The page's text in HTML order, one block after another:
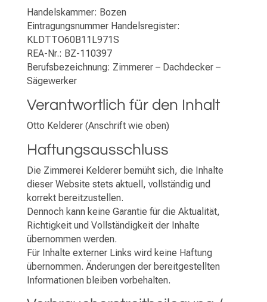
Handelskammer: Bozen
Eintragungsnummer Handelsregister:
KLDTTO60B11L971S
REA-Nr.: BZ-110397
Berufsbezeichnung: Zimmerer – Dachdecker –
Sägewerker
Verantwortlich für den Inhalt
Otto Kelderer (Anschrift wie oben)
Haftungsausschluss
Die Zimmerei Kelderer bemüht sich, die Inhalte
dieser Website stets aktuell, vollständig und
korrekt bereitzustellen.
Dennoch kann keine Garantie für die Aktualität,
Richtigkeit und Vollständigkeit der Inhalte
übernommen werden.
Für Inhalte externer Links wird keine Haftung
übernommen. Änderungen der bereitgestellten
Informationen bleiben vorbehalten.